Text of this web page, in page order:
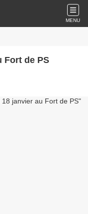
MENU
Fort de PS